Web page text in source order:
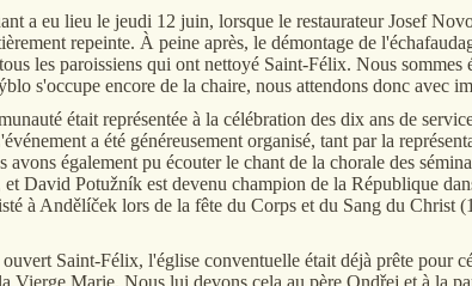
a eu lieu le jeudi 12 juin, lorsque le restaurateur Josef
repeinte. À peine après, le démontage de
les paroissiens qui ont nettoyé Saint-Félix. Nous
s'occupe encore de la chaire, nous attendons donc avec
était représentée à la célébration des dix ans de
a été généreusement organisé, tant par la
avons également pu écouter le chant de la chorale des
David Potužník est devenu champion de la République
à Andělíček lors de la fête du Corps et du Sang du
Saint-Félix, l'église conventuelle était déjà prête pour
Vierge Marie. Nous lui devons cela au père Ondřej et à la